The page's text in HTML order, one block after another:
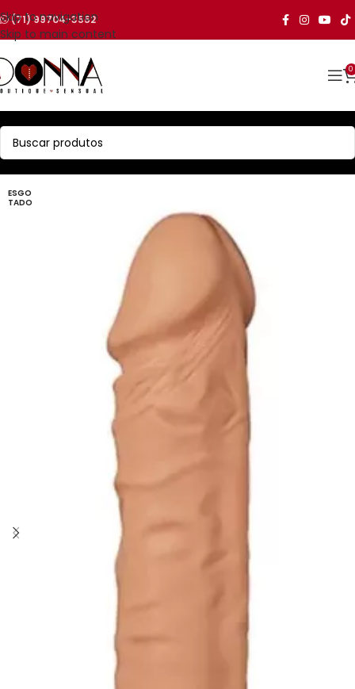
Skip to navigation
Skip to main content
(71) 99704-3552
0
ESGO
TADO